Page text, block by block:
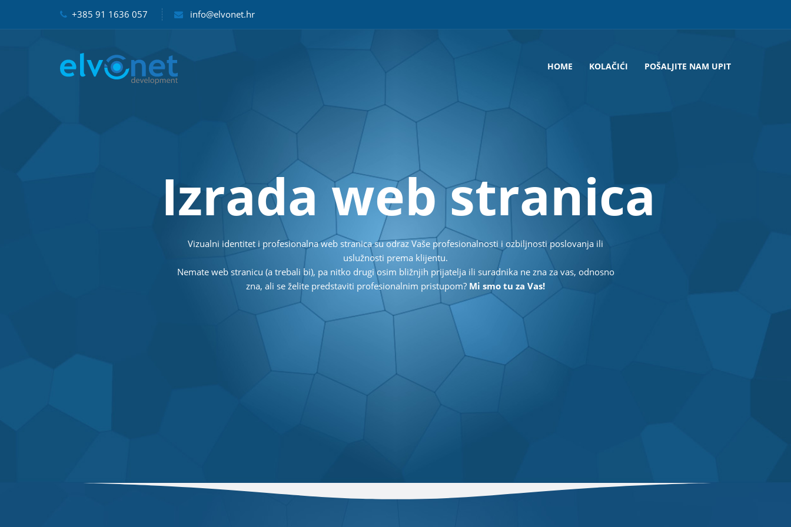
+385 91 1636 057 info@elvonet.hr
HOME KOLAČIĆI POŠALJITE NAM UPIT
Izradawebstranica
Vizualni identitet i profesionalna web stranica su odraz Vaše profesionalnosti i ozbiljnosti poslovanja ili
uslužnosti prema klijentu.
Nemate web stranicu (a trebali bi), pa nitko drugi osim bližnjih prijatelja ili suradnika ne zna za vas, odnosno
zna, ali se želite predstaviti profesionalnim pristupom? Mi smo tu za Vas!